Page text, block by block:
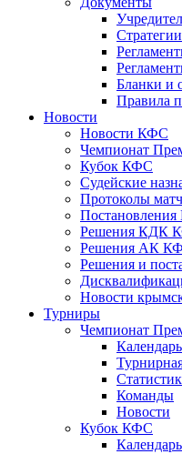
Бланки и
Правила
Новости
Новости КФС
Чемпионат
Кубок КФС
Судейские
Протоколы
Решения КДК
Решения АК
Решения и
Новости
Турниры
Чемпионат
Команды
Новости
Кубок КФС